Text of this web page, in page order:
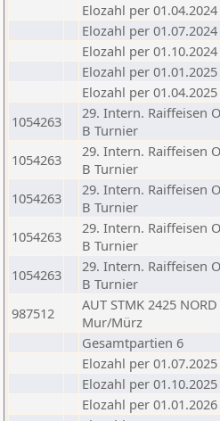
Elozahl per 01.04.2024
Elozahl per 01.07.2024
Elozahl per 01.10.2024
Elozahl per 01.01.2025
Elozahl per 01.04.2025
1054263
29. Intern. Raiffeisen
B Turnier
1054263
29. Intern. Raiffeisen
B Turnier
1054263
29. Intern. Raiffeisen
B Turnier
1054263
29. Intern. Raiffeisen
B Turnier
1054263
29. Intern. Raiffeisen
B Turnier
987512
AUT STMK 2425
Mur/Mürz
Gesamtpartien 6
Elozahl per 01.07.2025
Elozahl per 01.10.2025
Elozahl per 01.01.2026